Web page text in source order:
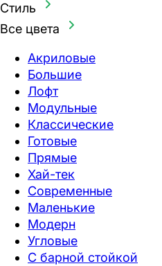
Стиль
Все цвета
Акриловые
Большие
Лофт
Модульные
Классические
Готовые
Прямые
Хай-тек
Современные
Маленькие
Модерн
Угловые
С барной стойкой